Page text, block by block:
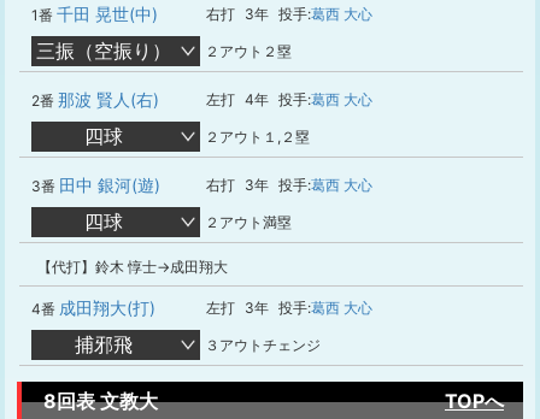
1番 千田 晃世(中) 右打 3年 投手:葛西 大心
三振（空振り） ２アウト２塁
2番 那波 賢人(右) 左打 4年 投手:葛西 大心
四球 ２アウト１,２塁
3番 田中 銀河(遊) 右打 3年 投手:葛西 大心
四球 ２アウト満塁
【代打】鈴木 惇士→成田翔大
4番 成田翔大(打) 左打 3年 投手:葛西 大心
捕邪飛 ３アウトチェンジ
8回表 文教大 TOPへ